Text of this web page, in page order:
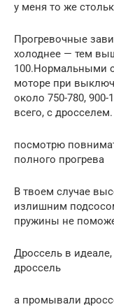
у меня то же
Прогревочные
холоднее — тем
100.Нормальными
моторе при
около 750-780, 900-
всего, с дросселем.
посмотрю
полного прогрева
В твоем случае
излишним
пружины не
Дроссель в
дроссель
а промывали